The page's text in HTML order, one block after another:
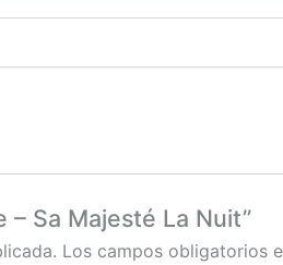
– Sa Majesté La Nuit”
Los campos obligatorios